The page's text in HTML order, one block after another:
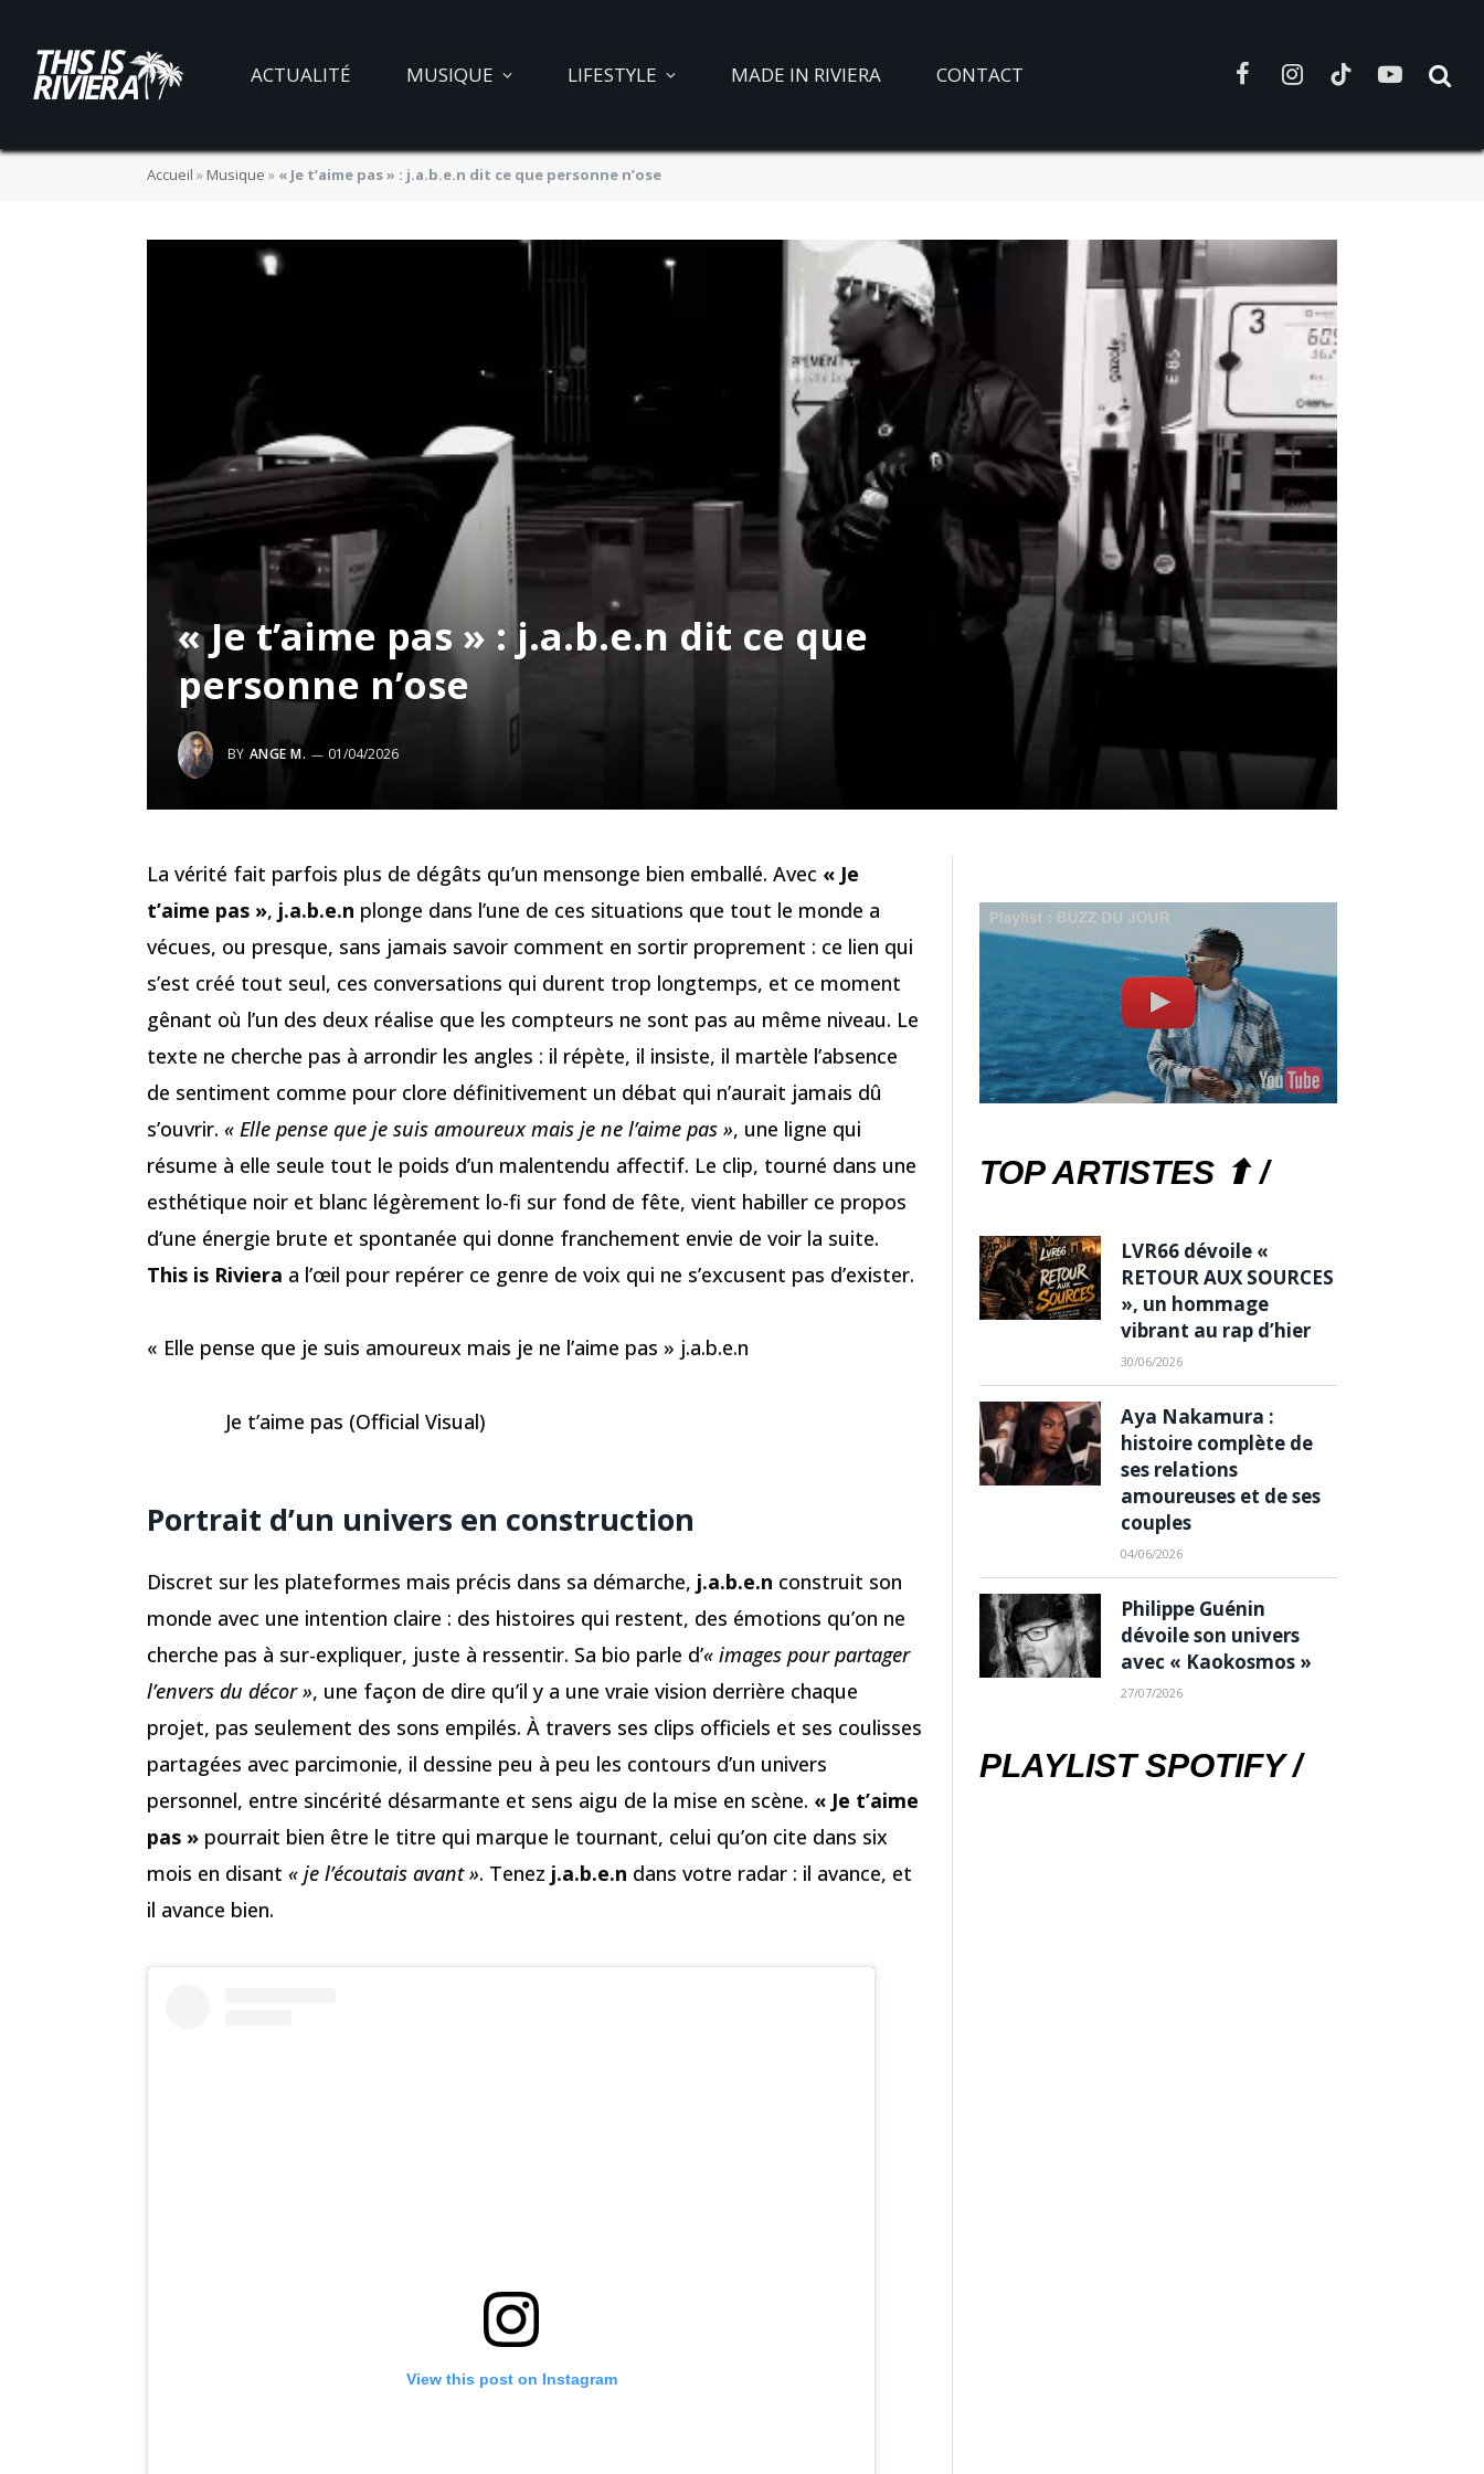
ACTUALITÉ MUSIQUE LIFESTYLE MADE IN RIVIERA CONTACT FacebookInstagramTikTokYouTube
Accueil » Musique » « Je t’aime pas » : j.a.b.e.n dit ce que personne n’ose
« Je t’aime pas » : j.a.b.e.n dit ce que
personne n’ose
BY ANGE M. 01/04/2026
La vérité fait parfois plus de dégâts qu’un mensonge bien emballé. Avec « Je
t’aime pas », j.a.b.e.n plonge dans l’une de ces situations que tout le monde a
vécues, ou presque, sans jamais savoir comment en sortir proprement : ce lien qui
s’est créé tout seul, ces conversations qui durent trop longtemps, et ce moment
gênant où l’un des deux réalise que les compteurs ne sont pas au même niveau. Le
texte ne cherche pas à arrondir les angles : il répète, il insiste, il martèle l’absence
de sentiment comme pour clore définitivement un débat qui n’aurait jamais dû
s’ouvrir. « Elle pense que je suis amoureux mais je ne l’aime pas », une ligne qui
résume à elle seule tout le poids d’un malentendu affectif. Le clip, tourné dans une
esthétique noir et blanc légèrement lo-fi sur fond de fête, vient habiller ce propos
d’une énergie brute et spontanée qui donne franchement envie de voir la suite.
This is Riviera a l’œil pour repérer ce genre de voix qui ne s’excusent pas d’exister.
« Elle pense que je suis amoureux mais je ne l’aime pas » j.a.b.e.n
Je t’aime pas (Official Visual)
Portrait d’un univers en construction
Discret sur les plateformes mais précis dans sa démarche, j.a.b.e.n construit son
monde avec une intention claire : des histoires qui restent, des émotions qu’on ne
cherche pas à sur-expliquer, juste à ressentir. Sa bio parle d’« images pour partager
l’envers du décor », une façon de dire qu’il y a une vraie vision derrière chaque
projet, pas seulement des sons empilés. À travers ses clips officiels et ses coulisses
partagées avec parcimonie, il dessine peu à peu les contours d’un univers
personnel, entre sincérité désarmante et sens aigu de la mise en scène. « Je t’aime
pas » pourrait bien être le titre qui marque le tournant, celui qu’on cite dans six
mois en disant « je l’écoutais avant ». Tenez j.a.b.e.n dans votre radar : il avance, et
il avance bien.
View this post on Instagram
TOP ARTISTES ⬆ /
LVR66 dévoile «
RETOUR AUX SOURCES
», un hommage
vibrant au rap d’hier
30/06/2026
Aya Nakamura :
histoire complète de
ses relations
amoureuses et de ses
couples
04/06/2026
Philippe Guénin
dévoile son univers
avec « Kaokosmos »
27/07/2026
PLAYLIST SPOTIFY /